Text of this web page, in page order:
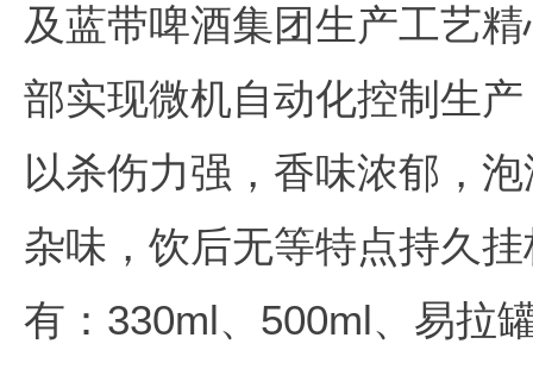
及蓝带啤酒集团生产工艺
部实现微机自动化控制生
以杀伤力强，香味浓郁，
杂味，饮后无等特点持久
有：330ml、500ml、易拉